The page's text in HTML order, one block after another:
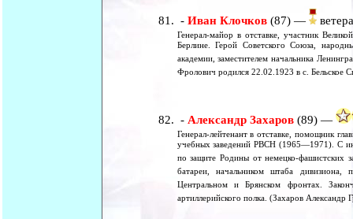
- Иван Клочков (87) —
Генерал-майор в отставке, участник
Берлине. Герой Советского Союза,
академии, заместителем начальника
Фролович родился 22.02.1923 в с. Бельское
- Александр Захаров (89) —
Генерал-лейтенант в отставке, помощник
учебных заведений РВСН (1965—1971). С
по защите Родины от немецко-фашистских
батареи, начальником штаба
Центральном и Брянском фронтах.
артиллерийского полка. (Захаров